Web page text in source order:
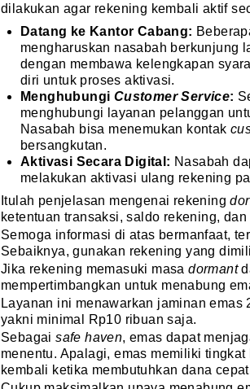
dilakukan agar rekening kembali aktif
Datang ke Kantor Cabang:
mengharuskan nasabah berkunjung
dengan membawa kelengkapan
diri untuk proses aktivasi.
Menghubungi Customer Service:
menghubungi layanan pelanggan
Nasabah bisa menemukan kontak
bersangkutan.
Aktivasi Secara Digital: Nasabah
melakukan aktivasi ulang rekening
Itulah penjelasan mengenai rekening
ketentuan transaksi, saldo rekening,
Semoga informasi di atas bermanfaat,
Sebaiknya, gunakan rekening yang
Jika rekening memasuki masadormant
mempertimbangkan untuk menabung
Layanan ini menawarkan jaminan
yakni minimal Rp10 ribuan saja.
Sebagaisafe haven, emas dapat
menentu. Apalagi, emas memiliki
kembali ketika membutuhkan dana